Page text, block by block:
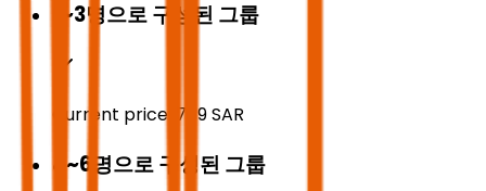
1~3명으로 구성된 그룹
Current price: 769SAR
4~6명으로 구성된 그룹